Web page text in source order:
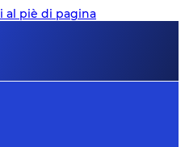
al piè di pagina